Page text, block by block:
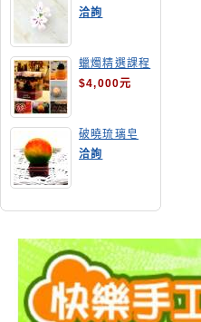
部高雄分部手
工皂教學
洽詢
蠟燭精選課程
$4,000元
破曉琉璃皂
洽詢